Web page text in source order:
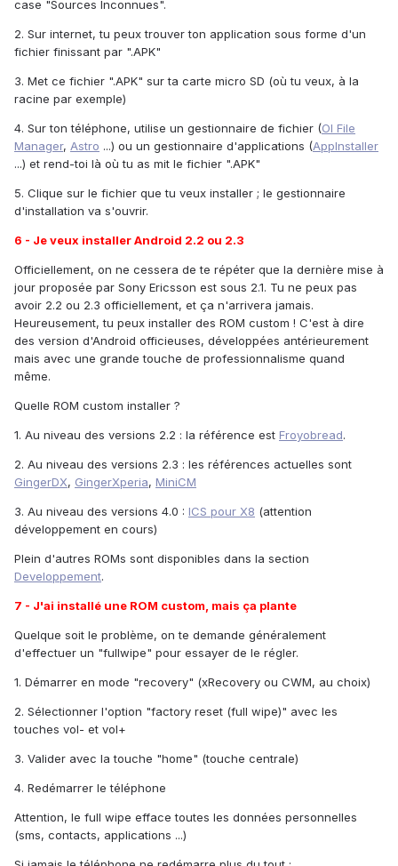
case "Sources Inconnues".
2. Sur internet, tu peux trouver ton application sous forme d'un
fichier finissant par ".APK"
3. Met ce fichier ".APK" sur ta carte micro SD (où tu veux, à la
racine par exemple)
4. Sur ton téléphone, utilise un gestionnaire de fichier (OI File
Manager, Astro ...) ou un gestionnaire d'applications (AppInstaller
...) et rend-toi là où tu as mit le fichier ".APK"
5. Clique sur le fichier que tu veux installer ; le gestionnaire
d'installation va s'ouvrir.
6 - Je veux installer Android 2.2 ou 2.3
Officiellement, on ne cessera de te répéter que la dernière mise à
jour proposée par Sony Ericsson est sous 2.1. Tu ne peux pas
avoir 2.2 ou 2.3 officiellement, et ça n'arrivera jamais.
Heureusement, tu peux installer des ROM custom ! C'est à dire
des version d'Android officieuses, développées antérieurement
mais avec une grande touche de professionnalisme quand
même.
Quelle ROM custom installer ?
1. Au niveau des versions 2.2 : la référence est Froyobread.
2. Au niveau des versions 2.3 : les références actuelles sont
GingerDX, GingerXperia, MiniCM
3. Au niveau des versions 4.0 : ICS pour X8 (attention
développement en cours)
Plein d'autres ROMs sont disponibles dans la section
Developpement.
7 - J'ai installé une ROM custom, mais ça plante
Quelque soit le problème, on te demande généralement
d'effectuer un "fullwipe" pour essayer de le régler.
1. Démarrer en mode "recovery" (xRecovery ou CWM, au choix)
2. Sélectionner l'option "factory reset (full wipe)" avec les
touches vol- et vol+
3. Valider avec la touche "home" (touche centrale)
4. Redémarrer le téléphone
Attention, le full wipe efface toutes les données personnelles
(sms, contacts, applications ...)